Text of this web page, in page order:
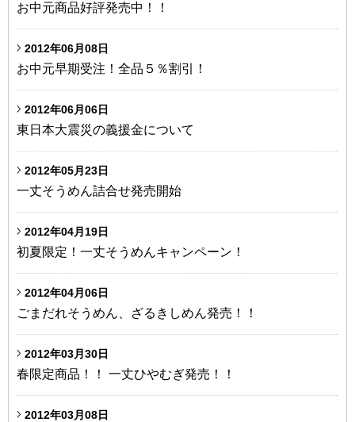
お中元商品好評発売中！！
2012年06月08日
お中元早期受注！全品５％割引！
2012年06月06日
東日本大震災の義援金について
2012年05月23日
一丈そうめん詰合せ発売開始
2012年04月19日
初夏限定！一丈そうめんキャンペーン！
2012年04月06日
ごまだれそうめん、ざるきしめん発売！！
2012年03月30日
春限定商品！！ 一丈ひやむぎ発売！！
2012年03月08日